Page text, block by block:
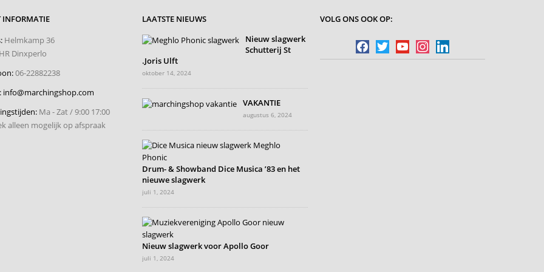
INFORMATIE
Helmkamp 36
Dinxperlo
06-22882238
info@marchingshop.com
Ma - Zat / 9:00 17:00
alleen mogelijk op afspraak
LAATSTE NIEUWS
Nieuw slagwerk
Schutterij St
.Joris Ulft
oktober 14, 2024
VAKANTIE
augustus 6, 2024
Drum- & Showband Dice Musica ’83 en het
nieuwe slagwerk
juli 1, 2024
Nieuw slagwerk voor Apollo Goor
juli 1, 2024
VOLG ONS OOK OP:
facebooktwitteryoutubeinstagramlinkedin